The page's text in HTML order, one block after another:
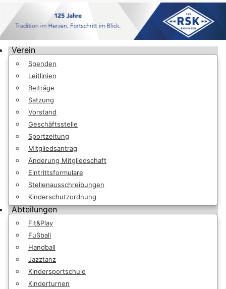
Verein
Spenden
Leitlinien
Beiträge
Satzung
Vorstand
Geschäftsstelle
Sportzeitung
Mitgliedsantrag
Änderung Mitgliedschaft
Eintrittsformulare
Stellenausschreibungen
Kinderschutzordnung
Abteilungen
Fit&Play
Fußball
Handball
Jazztanz
Kindersportschule
Kinderturnen